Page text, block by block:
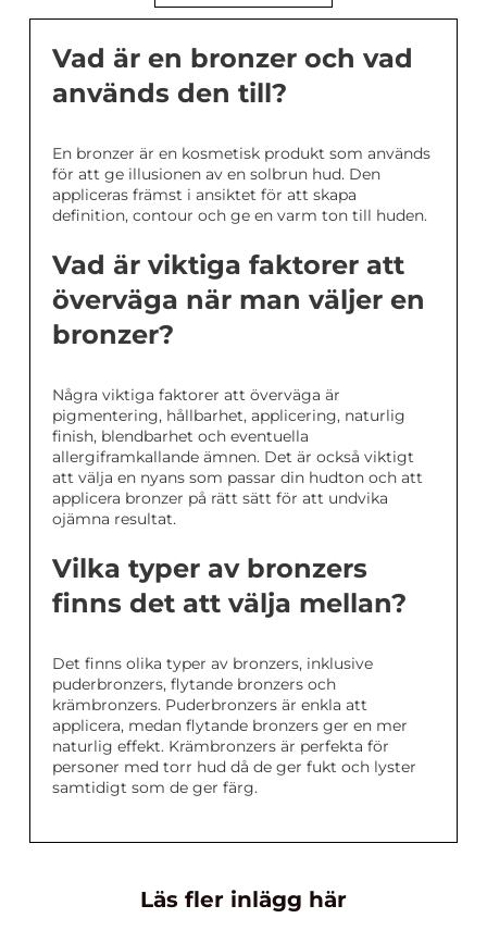
Vad är en bronzer och vad
används den till?
En bronzer är en kosmetisk produkt som används
för att ge illusionen av en solbrun hud. Den
appliceras främst i ansiktet för att skapa
definition, contour och ge en varm ton till huden.
Vad är viktiga faktorer att
överväga när man väljer en
bronzer?
Några viktiga faktorer att överväga är
pigmentering, hållbarhet, applicering, naturlig
finish, blendbarhet och eventuella
allergiframkallande ämnen. Det är också viktigt
att välja en nyans som passar din hudton och att
applicera bronzer på rätt sätt för att undvika
ojämna resultat.
Vilka typer av bronzers
finns det att välja mellan?
Det finns olika typer av bronzers, inklusive
puderbronzers, flytande bronzers och
krämbronzers. Puderbronzers är enkla att
applicera, medan flytande bronzers ger en mer
naturlig effekt. Krämbronzers är perfekta för
personer med torr hud då de ger fukt och lyster
samtidigt som de ger färg.
Läs fler inlägg här